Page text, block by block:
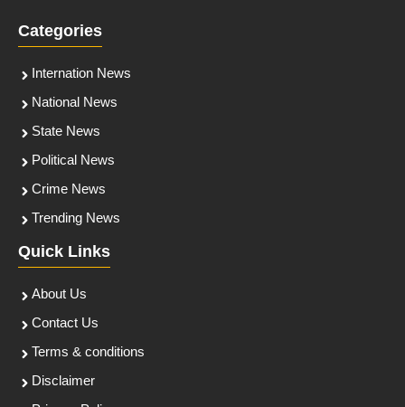
Categories
Internation News
National News
State News
Political News
Crime News
Trending News
Quick Links
About Us
Contact Us
Terms & conditions
Disclaimer